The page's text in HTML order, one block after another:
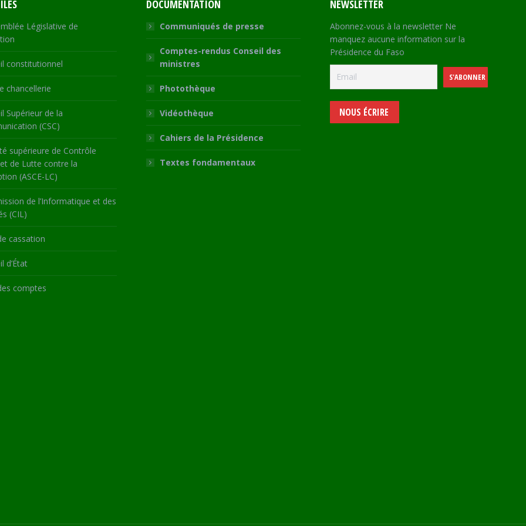
Législative de
constitutionnel
chancellerie
Supérieur de la
(CSC)
supérieure de Contrôle
et de Lutte contre la
(ASCE-LC)
de l’Informatique et des
(CIL)
cassation
d’État
comptes
DOCUMENTATION
Communiqués de presse
Comptes-rendus Conseil des
ministres
Photothèque
Vidéothèque
Cahiers de la Présidence
Textes fondamentaux
NEWSLETTER
Abonnez-vous à la newsletter Ne
manquez aucune information sur la
Présidence du Faso
NOUS ÉCRIRE